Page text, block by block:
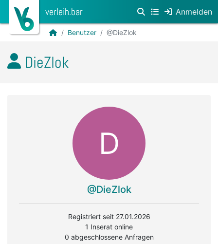
verleih.bar Anmelden
Benutzer @DieZlok
DieZlok
D
@DieZlok
Registriert seit 27.01.2026
1 Inserat online
0 abgeschlossene Anfragen